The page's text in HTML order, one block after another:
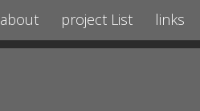
about project List links